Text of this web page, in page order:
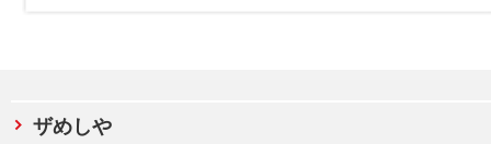
ザめしや